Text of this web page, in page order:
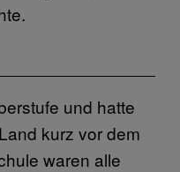
und hatte
kurz vor dem
waren alle